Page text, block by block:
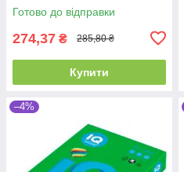
Готово до відправки
274,37 ₴ 285,80 ₴
Купити
–4%